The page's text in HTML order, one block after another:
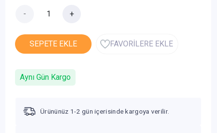
- +
SEPETE EKLE FAVORİLERE EKLE
Aynı Gün Kargo
Ürününüz 1-2 gün içerisinde kargoya verilir.